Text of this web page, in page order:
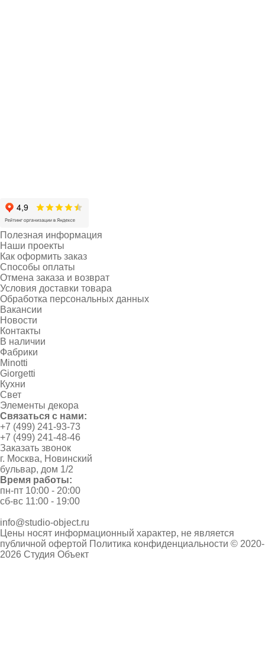
Полезная информация
Наши проекты
Как оформить заказ
Способы оплаты
Отмена заказа и возврат
Условия доставки товара
Обработка персональных данных
Вакансии
Новости
Контакты
В наличии
Фабрики
Minotti
Giorgetti
Кухни
Свет
Элементы декора
Связаться с нами:
+7 (499) 241-93-73
+7 (499) 241-48-46
Заказать звонок
г. Москва, Новинский
бульвар, дом 1/2
Время работы:
пн-пт 10:00 - 20:00
сб-вс 11:00 - 19:00
info@studio-object.ru
Цены носят информационный характер, не является
публичной офертой Политика конфиденциальности © 2020-
2026 Студия Объект